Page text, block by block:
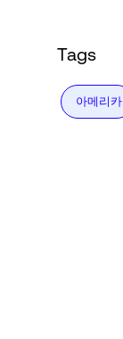
Tags
아메리카